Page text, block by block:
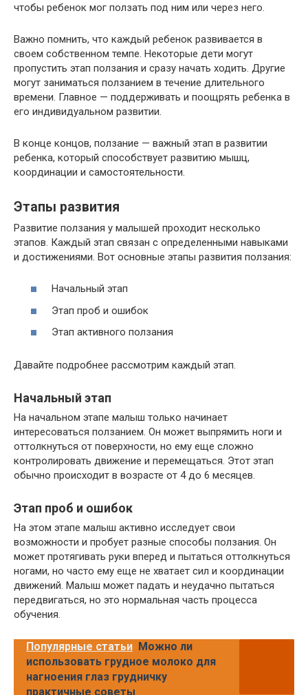
чтобы ребенок мог ползать под ним или через него.
Важно помнить, что каждый ребенок развивается в
своем собственном темпе. Некоторые дети могут
пропустить этап ползания и сразу начать ходить. Другие
могут заниматься ползанием в течение длительного
времени. Главное — поддерживать и поощрять ребенка в
его индивидуальном развитии.
В конце концов, ползание — важный этап в развитии
ребенка, который способствует развитию мышц,
координации и самостоятельности.
Этапы развития
Развитие ползания у малышей проходит несколько
этапов. Каждый этап связан с определенными навыками
и достижениями. Вот основные этапы развития ползания:
Начальный этап
Этап проб и ошибок
Этап активного ползания
Давайте подробнее рассмотрим каждый этап.
Начальный этап
На начальном этапе малыш только начинает
интересоваться ползанием. Он может выпрямить ноги и
оттолкнуться от поверхности, но ему еще сложно
контролировать движение и перемещаться. Этот этап
обычно происходит в возрасте от 4 до 6 месяцев.
Этап проб и ошибок
На этом этапе малыш активно исследует свои
возможности и пробует разные способы ползания. Он
может протягивать руки вперед и пытаться оттолкнуться
ногами, но часто ему еще не хватает сил и координации
движений. Малыш может падать и неудачно пытаться
передвигаться, но это нормальная часть процесса
обучения.
Популярные статьи Можно ли
использовать грудное молоко для
нагноения глаз грудничку
практичные советы